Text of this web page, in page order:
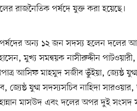
রাজনৈতিক পর্ষদে যুক্ত করা হয়েছে।
অন্য ১২ জন সদস্য হলেন দলের
মুখ্য সমন্বয়ক নাসীরুদ্দীন
আসিফ মাহমুদ সজীব ভুঁইয়া, জ্যেষ্ঠ যুগ্ম
যুগ্ম সদস্যসচিব নাহিদা সারওয়ার,
মাসউদ এবং দলের অপর দুই সংসদ